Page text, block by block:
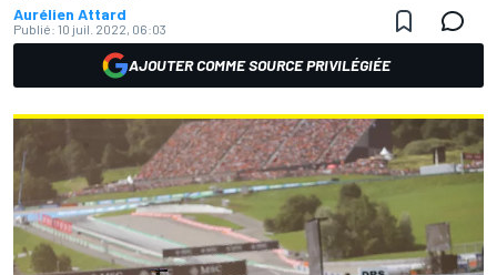
Aurélien Attard
Publié: 10 juil. 2022, 06:03
AJOUTER COMME SOURCE PRIVILÉGIÉE